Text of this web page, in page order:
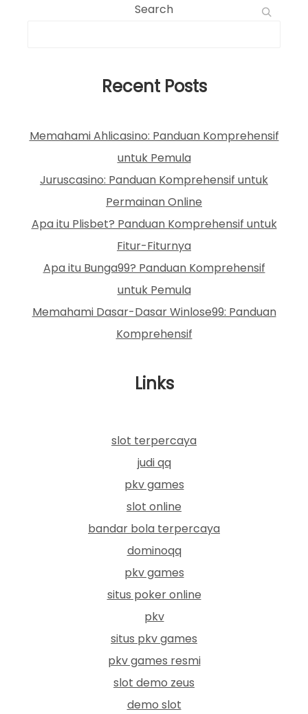
Search
Recent Posts
Memahami Ahlicasino: Panduan Komprehensif
untuk Pemula
Juruscasino: Panduan Komprehensif untuk
Permainan Online
Apa itu Plisbet? Panduan Komprehensif untuk
Fitur-Fiturnya
Apa itu Bunga99? Panduan Komprehensif
untuk Pemula
Memahami Dasar-Dasar Winlose99: Panduan
Komprehensif
Links
slot terpercaya
judi qq
pkv games
slot online
bandar bola terpercaya
dominoqq
pkv games
situs poker online
pkv
situs pkv games
pkv games resmi
slot demo zeus
demo slot